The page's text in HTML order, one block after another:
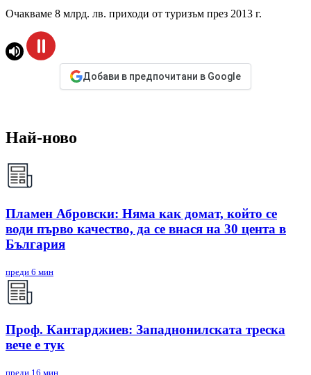
Очакваме 8 млрд. лв. приходи от туризъм през 2013 г.
Добави в предпочитани в Google
Най-ново
Пламен Абровски: Няма как домат, който се
води първо качество, да се внася на 30 цента в
България
преди 6 мин
Проф. Кантарджиев: Западнонилската треска
вече е тук
преди 16 мин